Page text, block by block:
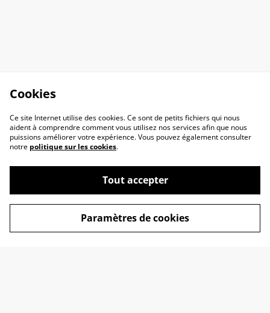
Politique de
Politique de cookies
Cookies
Ce site Internet utilise des cookies. Ce sont de petits fichiers qui nous
aident à comprendre comment vous utilisez nos services afin que nous
puissions améliorer votre expérience. Vous pouvez également consulter
notre politique sur les cookies.
Tout accepter
Paramètres de cookies